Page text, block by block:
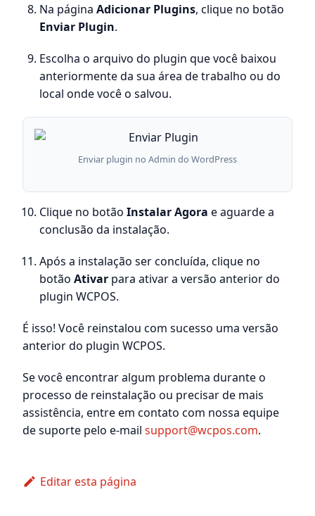
Na página Adicionar Plugins, clique no botão
Enviar Plugin.
Escolha o arquivo do plugin que você baixou
anteriormente da sua área de trabalho ou do
local onde você o salvou.
Enviar plugin no Admin do WordPress
Clique no botão Instalar Agora e aguarde a
conclusão da instalação.
Após a instalação ser concluída, clique no
botão Ativar para ativar a versão anterior do
plugin WCPOS.
É isso! Você reinstalou com sucesso uma versão
anterior do plugin WCPOS.
Se você encontrar algum problema durante o
processo de reinstalação ou precisar de mais
assistência, entre em contato com nossa equipe
de suporte pelo e-mail support@wcpos.com.
Editar esta página